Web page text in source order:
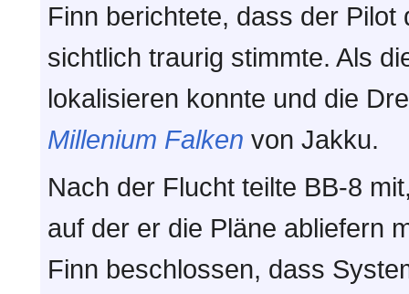
Finn berichtete, dass der
sichtlich traurig stimmte. Als
lokalisieren konnte und die
Millenium Falken von Jakku.
Nach der Flucht teilte BB-8
auf der er die Pläne abliefern
Finn beschlossen, dass